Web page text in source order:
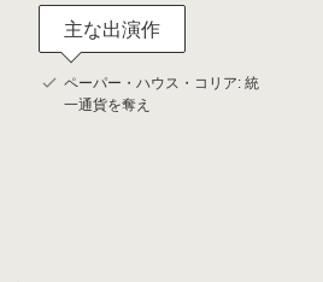
主な出演作
ペーパー・ハウス・コリア: 統
一通貨を奪え